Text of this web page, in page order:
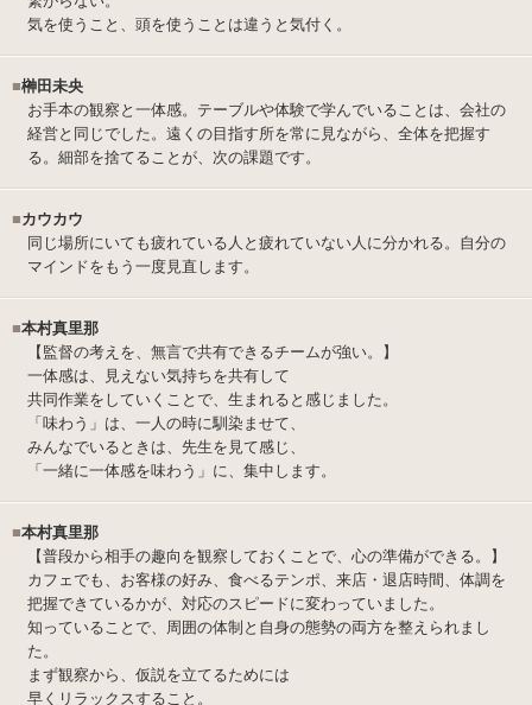
気を使うこと、頭を使うことは違うと気付く。
■榊田未央
お手本の観察と一体感。テーブルや体験で学んでいることは、会社の
経営と同じでした。遠くの目指す所を常に見ながら、全体を把握す
る。細部を捨てることが、次の課題です。
■カウカウ
同じ場所にいても疲れている人と疲れていない人に分かれる。自分の
マインドをもう一度見直します。
■本村真里那
【監督の考えを、無言で共有できるチームが強い。】
一体感は、見えない気持ちを共有して
共同作業をしていくことで、生まれると感じました。
「味わう」は、一人の時に馴染ませて、
みんなでいるときは、先生を見て感じ、
「一緒に一体感を味わう」に、集中します。
■本村真里那
【普段から相手の趣向を観察しておくことで、心の準備ができる。】
カフェでも、お客様の好み、食べるテンポ、来店・退店時間、体調を
把握できているかが、対応のスピードに変わっていました。
知っていることで、周囲の体制と自身の態勢の両方を整えられまし
た。
まず観察から、仮説を立てるためには
早くリラックスすること。